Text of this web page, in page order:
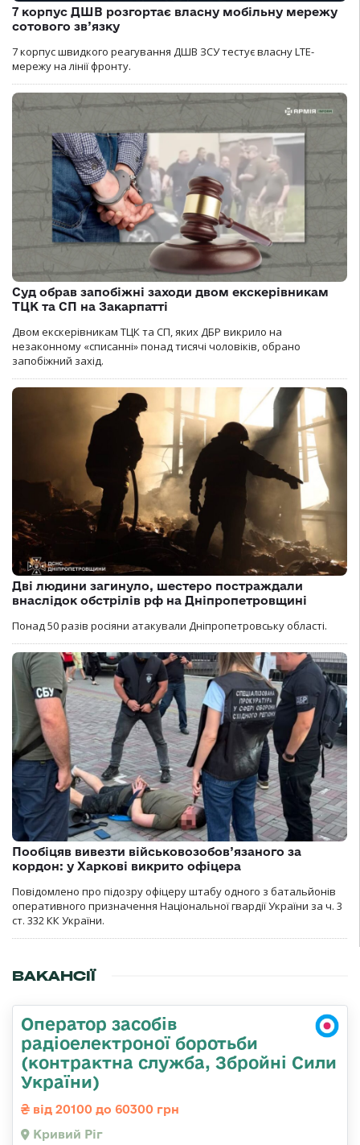
7 корпус ДШВ розгортає власну мобільну мережу
сотового зв’язку
7 корпус швидкого реагування ДШВ ЗСУ тестує власну LTE-
мережу на лінії фронту.
Суд обрав запобіжні заходи двом екскерівникам
ТЦК та СП на Закарпатті
Двом екскерівникам ТЦК та СП, яких ДБР викрило на
незаконному «списанні» понад тисячі чоловіків, обрано
запобіжний захід.
Дві людини загинуло, шестеро постраждали
внаслідок обстрілів рф на Дніпропетровщині
Понад 50 разів росіяни атакували Дніпропетровську області.
Пообіцяв вивезти військовозобов’язаного за
кордон: у Харкові викрито офіцера
Повідомлено про підозру офіцеру штабу одного з батальйонів
оперативного призначення Національної гвардії України за ч. 3
ст. 332 КК України.
ВАКАНСІЇ
Оператор засобів
радіоелектроної боротьби
(контрактна служба, Збройні Сили
України)
від 20100 до 60300 грн
Кривий Ріг